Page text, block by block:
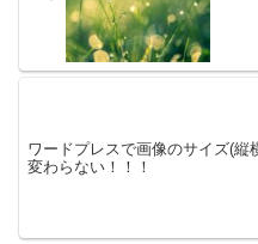
ワードプレスで画像のサイズ(縦
変わらない！！！